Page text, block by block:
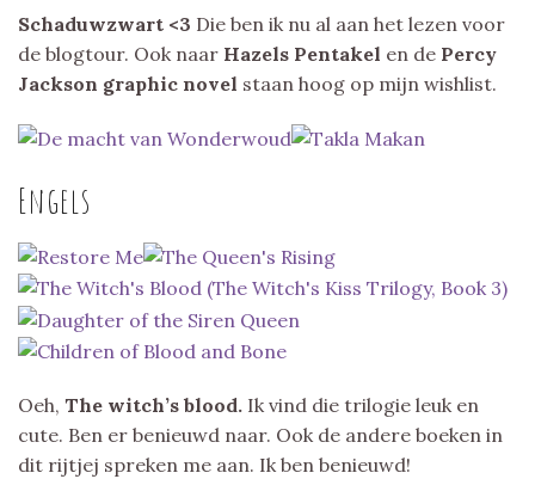
Schaduwzwart <3 Die ben ik nu al aan het lezen voor
de blogtour. Ook naar Hazels Pentakel en de Percy
Jackson graphic novel staan hoog op mijn wishlist.
Engels
Oeh, The witch’s blood. Ik vind die trilogie leuk en
cute. Ben er benieuwd naar. Ook de andere boeken in
dit rijtjej spreken me aan. Ik ben benieuwd!